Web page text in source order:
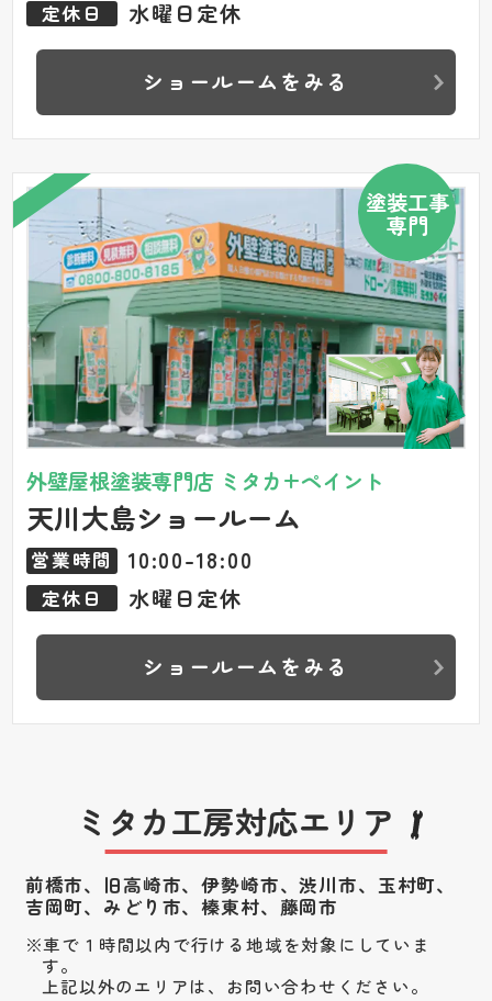
定休日 水曜日定休
ショールームをみる
外壁屋根塗装専門店 ミタカ+ペイント
天川大島ショールーム
塗装工事
専門
営業時間 10:00-18:00
定休日 水曜日定休
ショールームをみる
ミタカ工房対応エリア
前橋市、旧高崎市、伊勢崎市、渋川市、 玉村町、
吉岡町、みどり市、榛東村、藤岡市
車で１時間以内で行ける地域を対象にしていま
す。
上記以外のエリアは、お問い合わせください。